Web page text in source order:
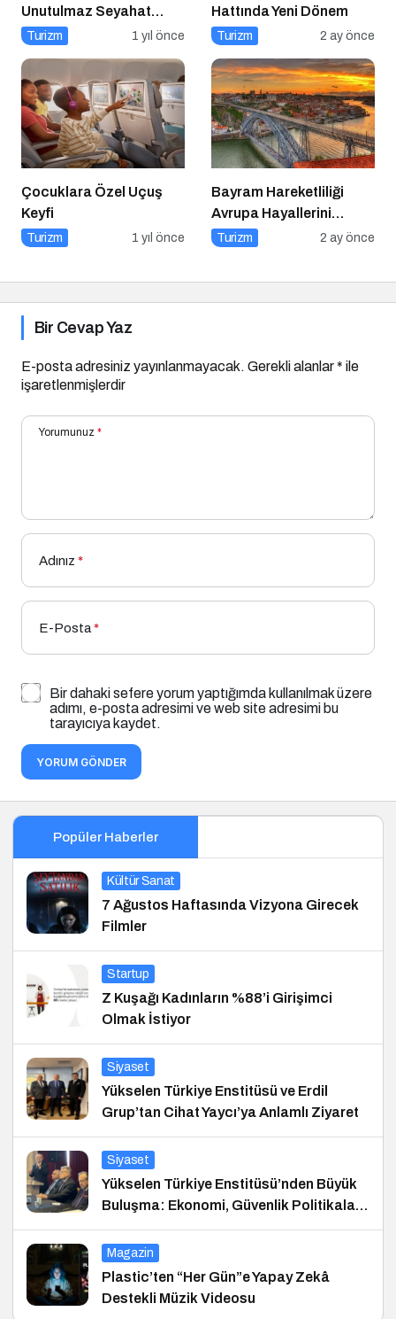
Unutulmaz Seyahat
Önerileri
Turizm 1 yıl önce
Hattında Yeni Dönem
Turizm 2 ay önce
Çocuklara Özel Uçuş
Keyfi
Turizm 1 yıl önce
Bayram Hareketliliği
Avrupa Hayallerini
Tetikledi
Turizm 2 ay önce
Bir Cevap Yaz
E-posta adresiniz yayınlanmayacak. Gerekli alanlar* ile
işaretlenmişlerdir
Yorumunuz *
Adınız *
E-Posta*
Bir dahaki sefere yorum yaptığımda kullanılmak üzere
adımı, e-posta adresimi ve web site adresimi bu
tarayıcıya kaydet.
YORUM GÖNDER
Popüler Haberler
Kültür Sanat
7 Ağustos Haftasında Vizyona Girecek
Filmler
Startup
Z Kuşağı Kadınların %88’i Girişimci
Olmak İstiyor
Siyaset
Yükselen Türkiye Enstitüsü ve Erdil
Grup’tan Cihat Yaycı’ya Anlamlı Ziyaret
Siyaset
Yükselen Türkiye Enstitüsü’nden Büyük
Buluşma: Ekonomi, Güvenlik Politikaları
ve Hukuk Konferansı
Magazin
Plastic’ten “Her Gün”e Yapay Zekâ
Destekli Müzik Videosu